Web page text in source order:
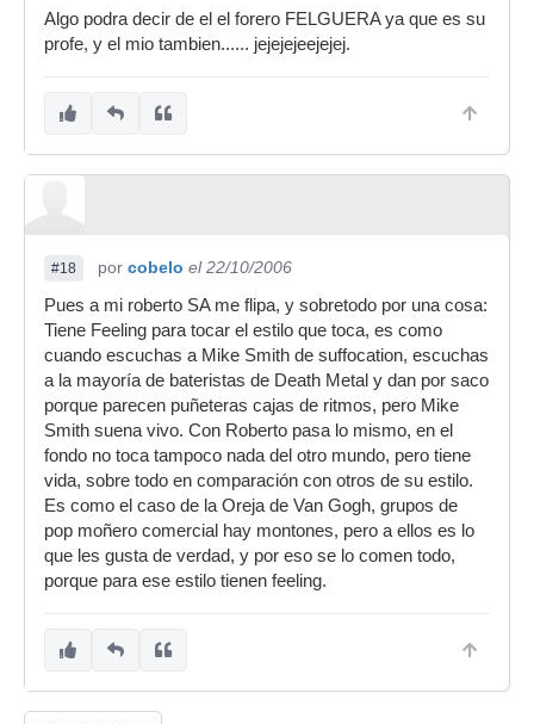
Algo podra decir de el el forero FELGUERA ya que es su
profe, y el mio tambien...... jejejejeejejej.
#18 por cobelo el 22/10/2006
Pues a mi roberto SA me flipa, y sobretodo por una cosa:
Tiene Feeling para tocar el estilo que toca, es como
cuando escuchas a Mike Smith de suffocation, escuchas
a la mayoría de bateristas de Death Metal y dan por saco
porque parecen puñeteras cajas de ritmos, pero Mike
Smith suena vivo. Con Roberto pasa lo mismo, en el
fondo no toca tampoco nada del otro mundo, pero tiene
vida, sobre todo en comparación con otros de su estilo.
Es como el caso de la Oreja de Van Gogh, grupos de
pop moñero comercial hay montones, pero a ellos es lo
que les gusta de verdad, y por eso se lo comen todo,
porque para ese estilo tienen feeling.